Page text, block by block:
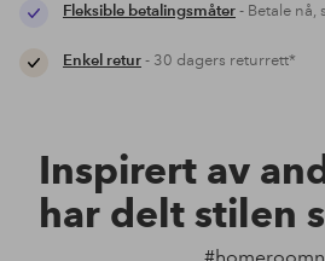
Fleksible betalingsmåter- Betale nå,
Enkel retur- 30 dagers returrett*
Inspirert av
har delt stilen